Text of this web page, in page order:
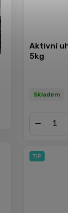
Aktivní
5kg
Skladem
TIP